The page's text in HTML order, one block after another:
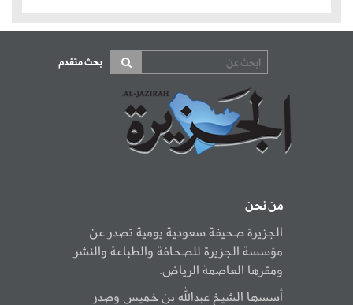
بحث متقدم
من نحن
الجزيرة صحيفة سعودية يومية تصدر عن
مؤسسة الجزيرة للصحافة والطباعة والنشر
ومقرها العاصمة الرياض.
أسسها الشيخ عبدالله بن خميس وصدر